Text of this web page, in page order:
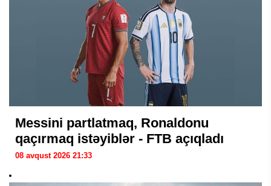
Messini partlatmaq, Ronaldonu
qaçırmaq istəyiblər - FTB açıqladı
08 avqust 2026 21:33